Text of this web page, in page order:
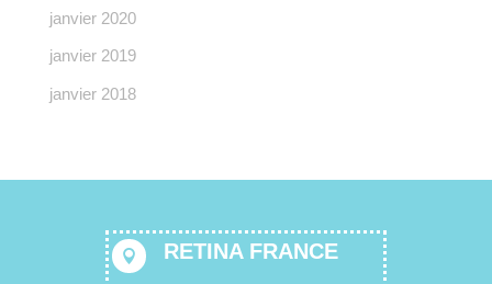
janvier 2020
janvier 2019
janvier 2018

RETINA FRANCE